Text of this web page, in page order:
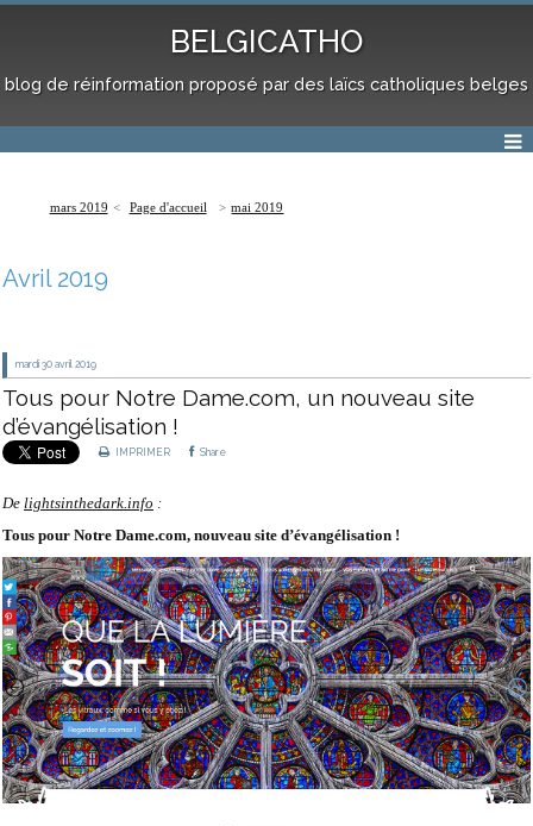
BELGICATHO
blog de réinformation proposé par des laïcs catholiques belges
mars 2019 Page d'accueil mai 2019
Avril 2019
mardi 30 avril 2019
Tous pour Notre Dame.com, un nouveau site
d’évangélisation !
IMPRIMER Share
De lightsinthedark.info :
Tous pour Notre Dame.com, nouveau site d’évangélisation !